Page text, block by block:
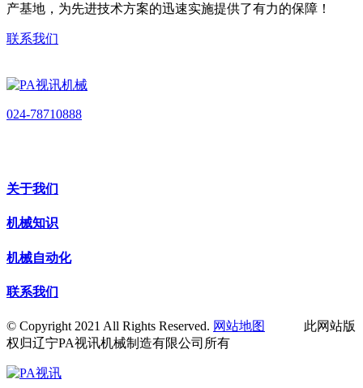
产基地，为先进技术方案的迅速实施提供了有力的保障！
联系我们
024-78710888
关于我们
机械知识
机械自动化
联系我们
© Copyright 2021 All Rights Reserved. 网站地图
此网站版
权归辽宁PA视讯机械制造有限公司所有